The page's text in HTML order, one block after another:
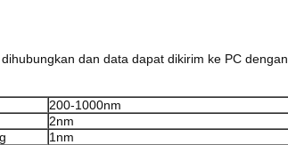
dan data dapat dikirim ke PC
200-1000nm
2nm
1nm